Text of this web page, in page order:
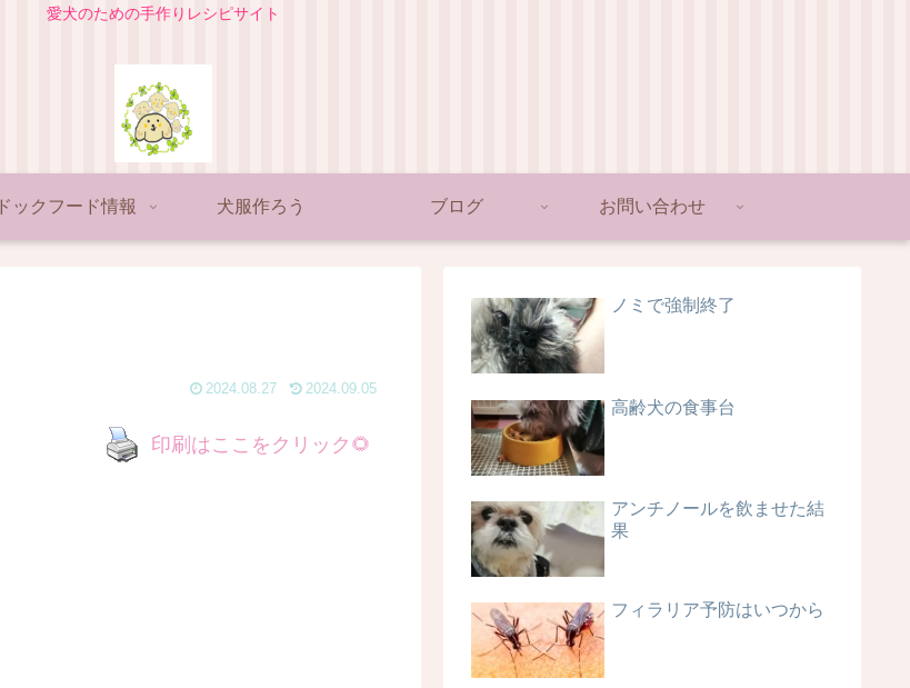
愛犬のための手作りレシピサイト
ドックフード情報 犬服作ろう ブログ お問い合わせ
2024.08.27 2024.09.05
印刷はここをクリック🌻
ノミで強制終了
高齢犬の食事台
アンチノールを飲ませた結
果
フィラリア予防はいつから